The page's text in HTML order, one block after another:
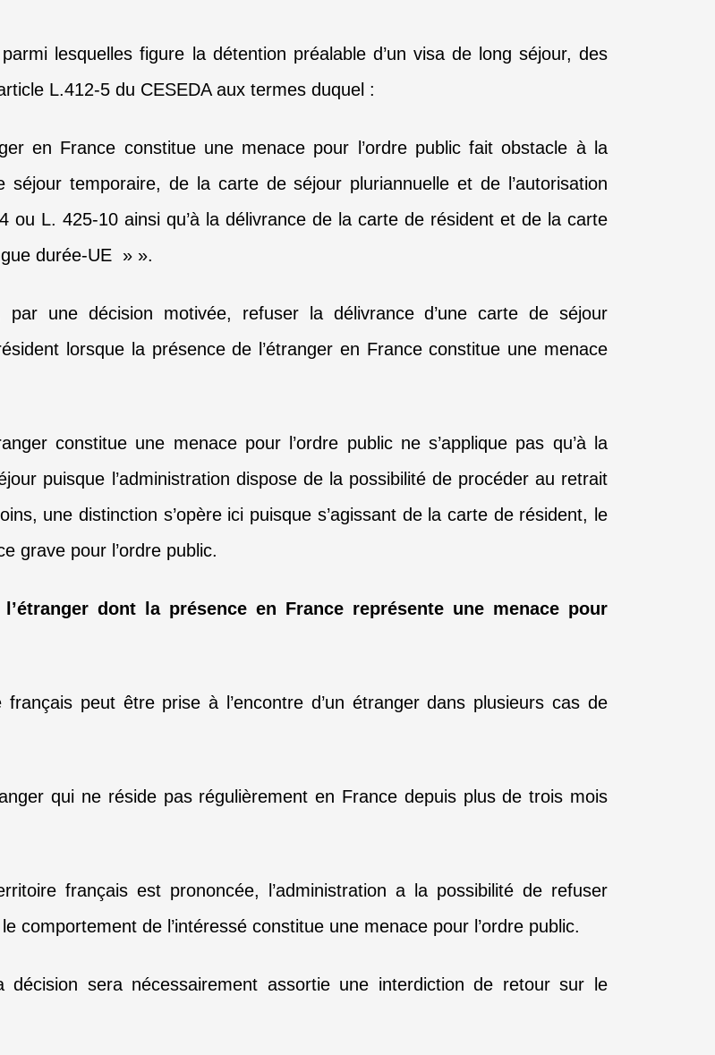
lesquelles figure la détention préalable d’un visa de long séjour, des
L.412-5 du CESEDA aux termes duquel :
en France constitue une menace pour l’ordre public fait obstacle à la
temporaire, de la carte de séjour pluriannuelle et de l’autorisation
ou L. 425-10 ainsi qu’à la délivrance de la carte de résident et de la carte
durée-UE » ».
par une décision motivée, refuser la délivrance d’une carte de séjour
lorsque la présence de l’étranger en France constitue une menace
constitue une menace pour l’ordre public ne s’applique pas qu’à la
puisque l’administration dispose de la possibilité de procéder au retrait
une distinction s’opère ici puisque s’agissant de la carte de résident, le
grave pour l’ordre public.
dont la présence en France représente une menace pour
peut être prise à l’encontre d’un étranger dans plusieurs cas de
qui ne réside pas régulièrement en France depuis plus de trois mois
français est prononcée, l’administration a la possibilité de refuser
comportement de l’intéressé constitue une menace pour l’ordre public.
décision sera nécessairement assortie une interdiction de retour sur le